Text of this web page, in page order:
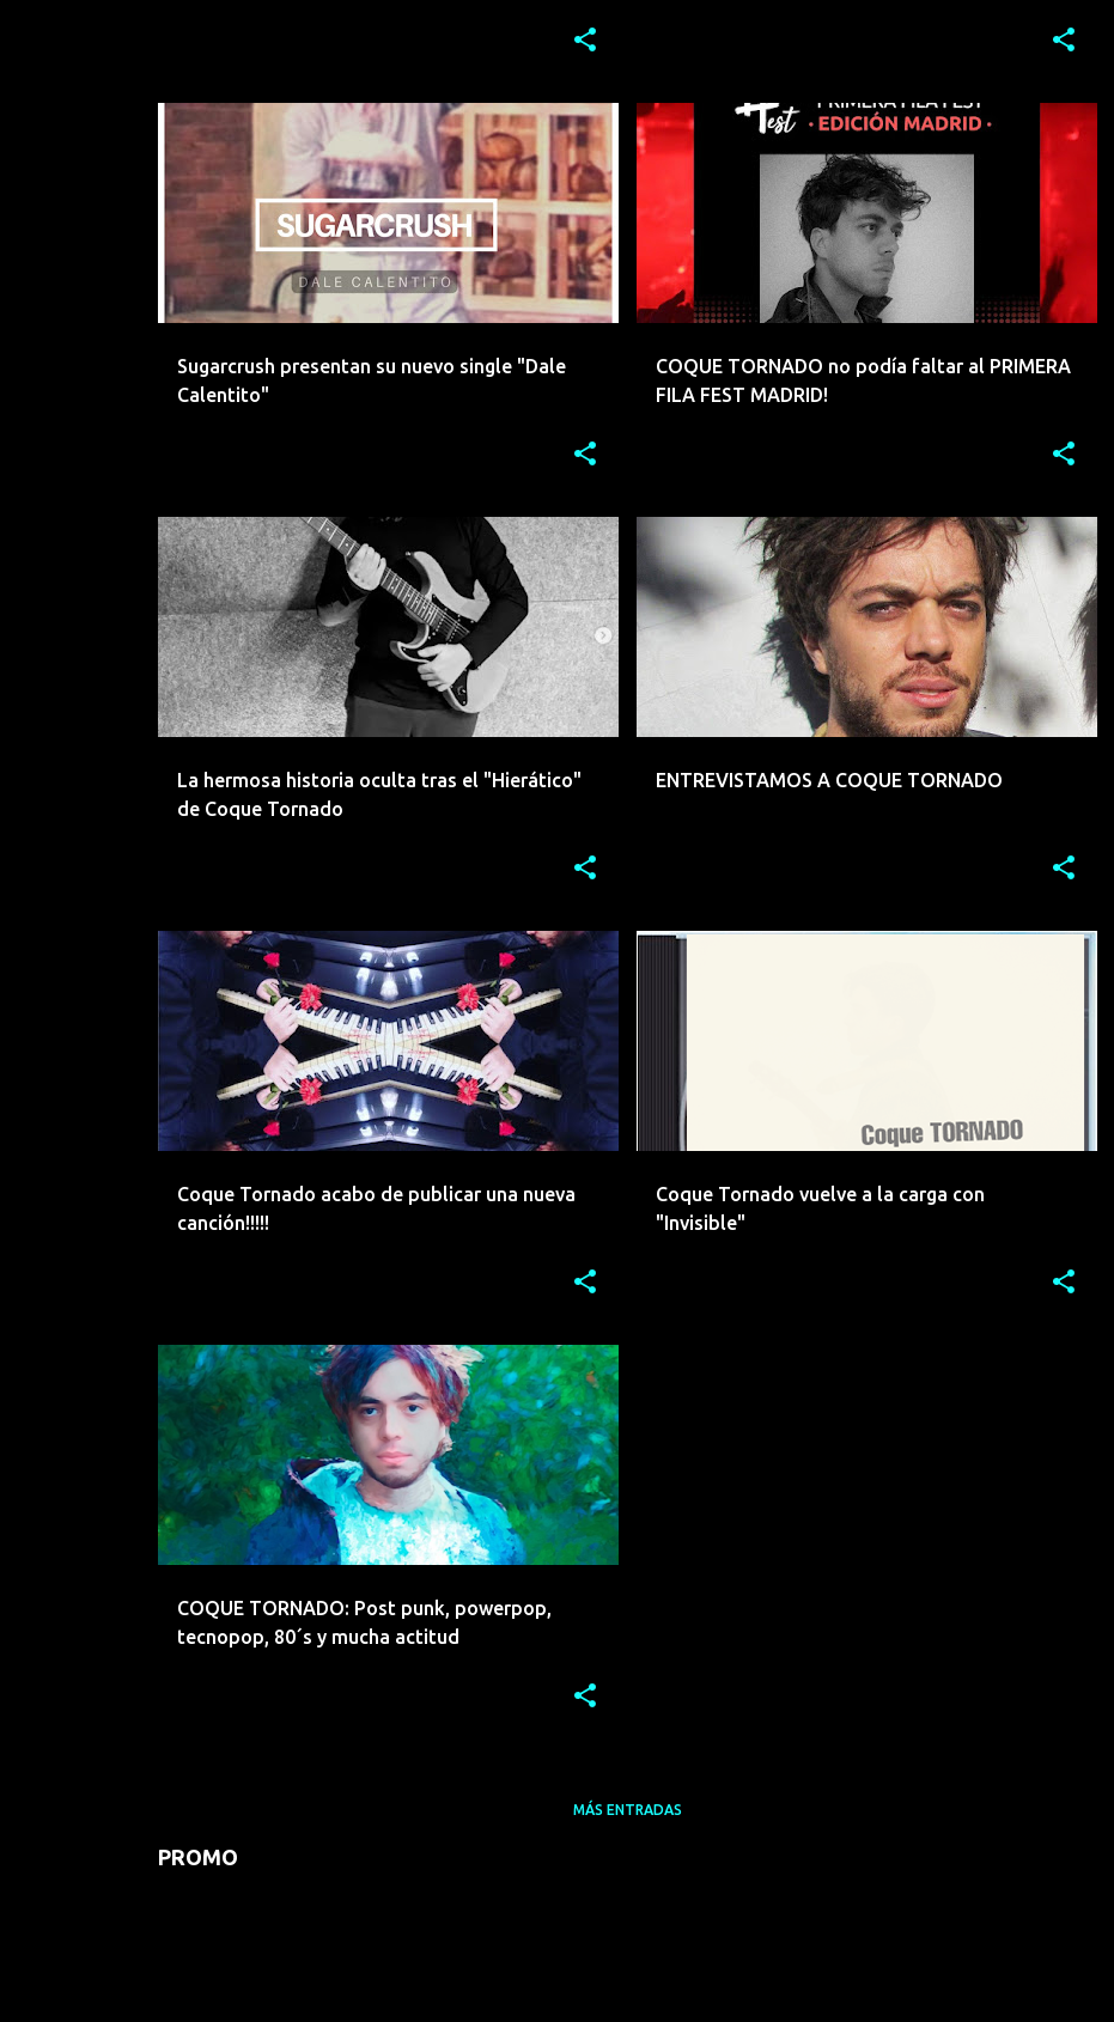
Sugarcrush presentan su nuevo single "Dale
Calentito"
CIUDAD REAL EMERGENTES +10
COQUE TORNADO no podía faltar al PRIMERA
FILA FEST MADRID!
COQUE TORNADO
La hermosa historia oculta tras el "Hierático"
de Coque Tornado
80S COQUE TORNADO ELECTROINDIE +9
ENTREVISTAMOS A COQUE TORNADO
COQUE TORNADO EMERGENTES 7
Coque Tornado acabo de publicar una nueva
canción!!!!!
ARGENTINA CANTAUTOR COQUE TORNADO
Coque Tornado vuelve a la carga con
"Invisible"
COQUE TORNADO: Post punk, powerpop,
tecnopop, 80´s y mucha actitud
ALTERNATIVO COQUE TORNADO EMERGENTES +3
MÁS ENTRADAS
PROMO